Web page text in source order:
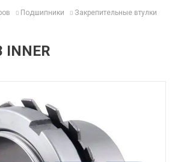
Подшипники
Закрепительные втулки
INNER